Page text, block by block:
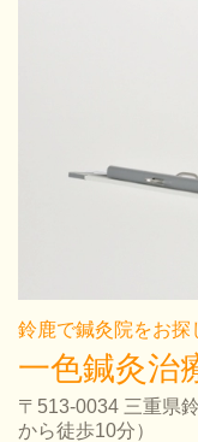
鈴鹿で鍼灸院をお探
一色鍼灸治
〒513-0034 三重県
から徒歩10分）